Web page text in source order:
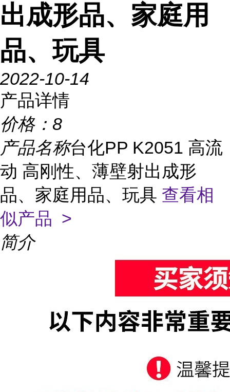
出成形品、家庭用
品、玩具
2022-10-14
产品详情
价格： 8
产品名称台化PP K2051 高流
动 高刚性、薄壁射出成形
品、家庭用品、玩具 查看相
似产品 >
简介